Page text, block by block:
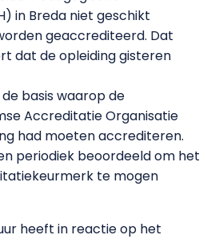
in Breda niet geschikt
geaccrediteerd. Dat
dat de opleiding gisteren
basis waarop de
Accreditatie Organisatie
had moeten accrediteren.
periodiek beoordeeld om het
te mogen
heeft in reactie op het